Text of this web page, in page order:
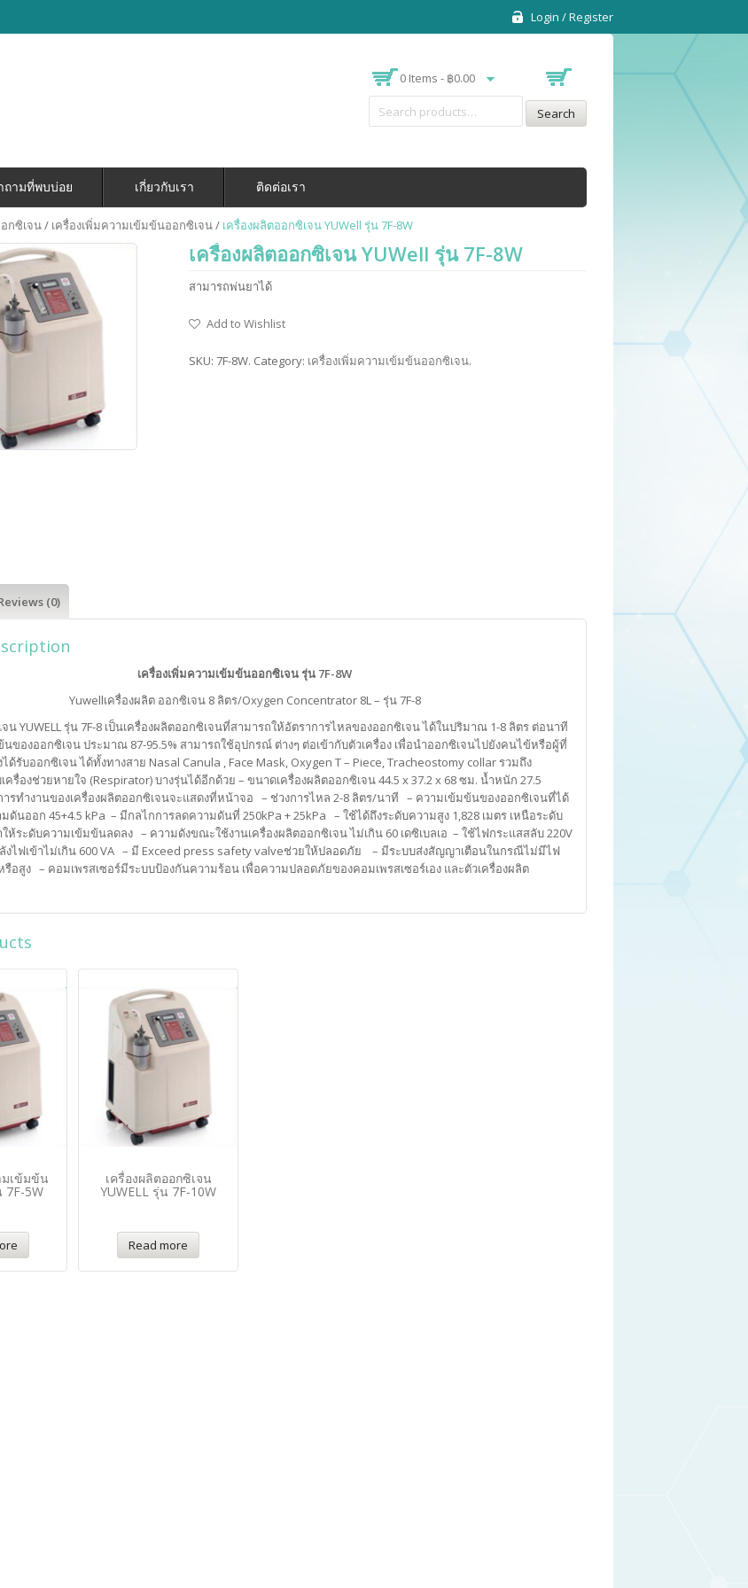
Login / Register
0 Items - ฿0.00
Search
ถามที่พบบ่อย เกี่ยวกับเรา ติดต่อเรา
กซิเจน/ เครื่องเพิ่มความเข้มข้นออกซิเจน/ เครื่องผลิตออกซิเจน YUWell รุ่น 7F-8W
เครื่องผลิตออกซิเจน YUWell รุ่น 7F-8W
สามารถพ่นยาได้
Add to Wishlist
SKU: 7F-8W. Category: เครื่องเพิ่มความเข้มข้นออกซิเจน.
(0)
เครื่องเพิ่มความเข้มข้นออกซิเจน รุ่น 7F-8W
Yuwellเครื่องผลิต ออกซิเจน 8 ลิตร/Oxygen Concentrator 8L – รุ่น 7F-8
น YUWELL รุ่น 7F-8 เป็นเครื่องผลิตออกซิเจนที่สามารถให้อัตราการไหลของออกซิเจน ได้ในปริมาณ 1-8 ลิตร ต่อนาที
ของออกซิเจน ประมาณ 87-95.5% สามารถใช้อุปกรณ์ ต่างๆ ต่อเข้ากับตัวเครื่อง เพื่อนำออกซิเจนไปยังคนไข้หรือผู้ที่
ด้รับออกซิเจน ได้ทั้งทางสาย Nasal Canula , Face Mask, Oxygen T – Piece, Tracheostomy collar รวมถึง
ครื่องช่วยหายใจ (Respirator) บางรุ่นได้อีกด้วย – ขนาดเครื่องผลิตออกซิเจน 44.5 x 37.2 x 68 ซม. น้ำหนัก 27.5
ารทำงานของเครื่องผลิตออกซิเจนจะแสดงที่หน้าจอ – ช่วงการไหล 2-8 ลิตร/นาที – ความเข้มข้นของออกซิเจนที่ได้
ดันออก 45+4.5 kPa – มีกลไกการลดความดันที่ 250kPa + 25kPa – ใช้ได้ถึงระดับความสูง 1,828 เมตร เหนือระดับ
ห้ระดับความเข้มข้นลดลง – ความดังขณะใช้งานเครื่องผลิตออกซิเจน ไม่เกิน 60 เดซิเบลเอ – ใช้ไฟกระแสสลับ 220V
ลังไฟเข้าไม่เกิน 600 VA – มี Exceed press safety valveช่วยให้ปลอดภัย – มีระบบส่งสัญญาเตือนในกรณีไม่มีไฟ
รือสูง – คอมเพรสเซอร์มีระบบป้องกันความร้อน เพื่อความปลอดภัยของคอมเพรสเซอร์เอง และตัวเครื่องผลิต
มเข้มข้น
7F-5W
เครื่องผลิตออกซิเจน
YUWELL รุ่น 7F-10W
Read more